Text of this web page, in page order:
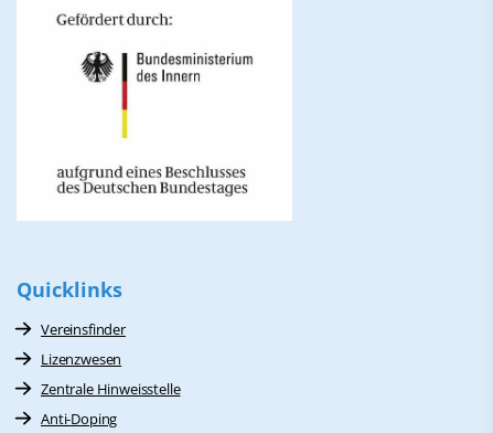
Quicklinks
Vereinsfinder
Lizenzwesen
Zentrale Hinweisstelle
Anti-Doping